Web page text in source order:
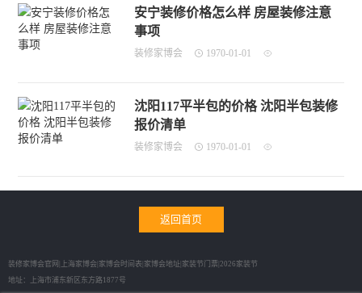
安宁装修价格怎么样 房屋装修注意
事项
装修家博会 1970-01-01
沈阳117平半包的价格 沈阳半包装修
报价清单
装修家博会 1970-01-01
返回首页
装修家博会官网|上海家博会|家博会时间表|家博会地址|家装节门票|2026家装节
地址：上海市浦东新区东方路1877号